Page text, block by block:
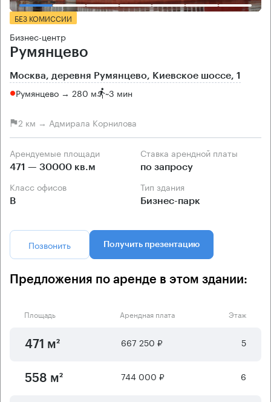
БЕЗ КОМИССИИ
Бизнес-центр
Румянцево
Москва, деревня Румянцево, Киевское шоссе, 1
Румянцево → 280 м ~3 мин
2 км → Адмирала Корнилова
Арендуемые площади
471 — 30000 кв.м
Ставка арендной платы
по запросу
Класс офисов
B
Тип здания
Бизнес-парк
Позвонить Получить презентацию
Предложения по аренде в этом здании:
Площадь Арендная плата Этаж
471 м² 667 250 ₽ 5
558 м² 744 000 ₽ 6